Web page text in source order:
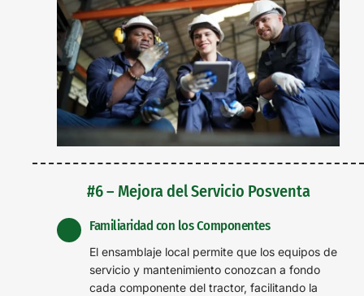
#6 – Mejora del Servicio Posventa
Familiaridad con los Componentes
El ensamblaje local permite que los equipos de
servicio y mantenimiento conozcan a fondo
cada componente del tractor, facilitando la